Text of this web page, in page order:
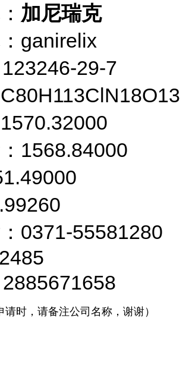
加尼瑞克
ganirelix
29-7
1568.84000
0371-55581280
请时，请备注公司名称，谢谢）